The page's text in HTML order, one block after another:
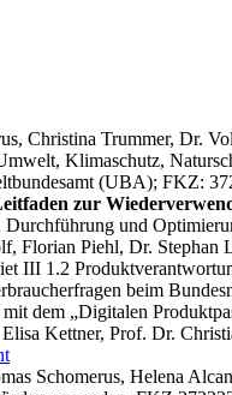
Christina Trummer, Dr.
Klimaschutz,
(UBA); FKZ:
zur
und
Florian Piehl, Dr.
III 1.2
beim
dem „Digitalen
Kettner, Prof. Dr.
Schomerus, Helena